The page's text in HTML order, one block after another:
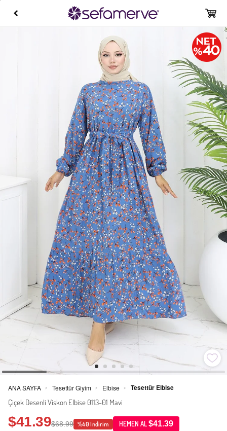
ANA SAYFA > Tesettür Giyim > Elbise > Tesettür Elbise
Çiçek Desenli Viskon Elbise 0113-01 Mavi
$41.39$68.99 %40 İndirim HEMEN AL$41.39